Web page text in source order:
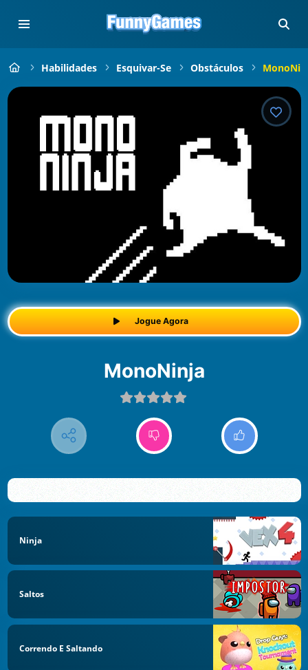
Habilidades Esquivar-Se Obstáculos
Jogue Agora
MonoNinja
Ninja
Saltos
Correndo E Saltando